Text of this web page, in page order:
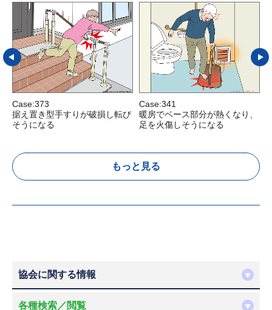
Case:373
据え置き型手すりが破損し転び
そうになる
Case:341
暖房でベース部分が熱くなり、
足を火傷しそうになる
もっと見る
協会に関する情報
各種検索／閲覧